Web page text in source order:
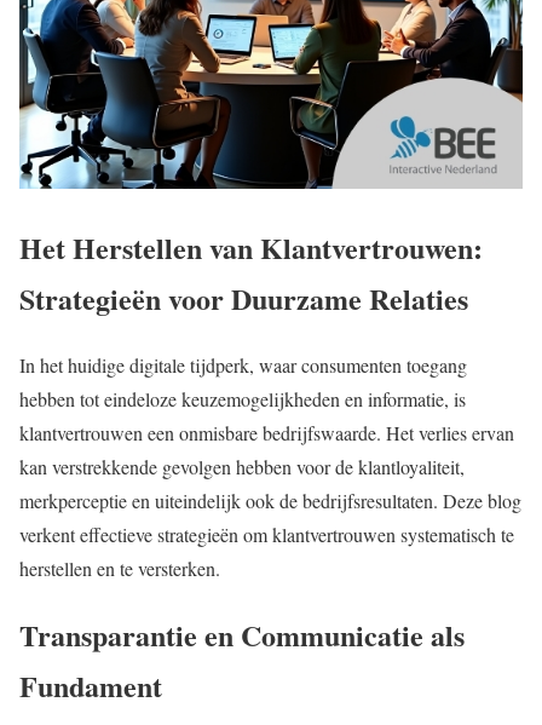
Het Herstellen van Klantvertrouwen:
Strategieën voor Duurzame Relaties
In het huidige digitale tijdperk, waar consumenten toegang
hebben tot eindeloze keuzemogelijkheden en informatie, is
klantvertrouwen een onmisbare bedrijfswaarde. Het verlies ervan
kan verstrekkende gevolgen hebben voor de klantloyaliteit,
merkperceptie en uiteindelijk ook de bedrijfsresultaten. Deze blog
verkent effectieve strategieën om klantvertrouwen systematisch te
herstellen en te versterken.
Transparantie en Communicatie als
Fundament